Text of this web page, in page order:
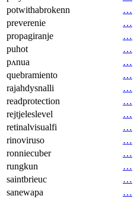
potwithabrokenn
…
preverenie
…
propagiranje
…
puhot
…
pʌnua
…
quebramiento
…
rajahdysnalli
…
readprotection
…
rejtjeleslevel
…
retinalvisualfi
…
rinoviruso
…
ronniecuber
…
rungkun
…
saintbrieuc
…
sanewapa
…